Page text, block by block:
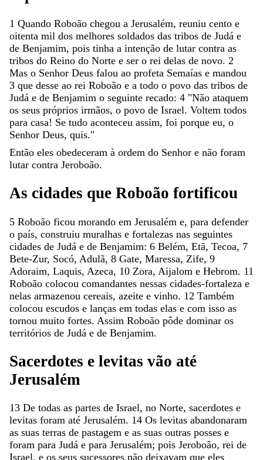
1 Quando Roboão chegou a Jerusalém, reuniu cento e
oitenta mil dos melhores soldados das tribos de Judá e
de Benjamim, pois tinha a intenção de lutar contra as
tribos do Reino do Norte e ser o rei delas de novo. 2
Mas o Senhor Deus falou ao profeta Semaías e mandou
3 que desse ao rei Roboão e a todo o povo das tribos de
Judá e de Benjamim o seguinte recado: 4 "Não ataquem
os seus próprios irmãos, o povo de Israel. Voltem todos
para casa! Se tudo aconteceu assim, foi porque eu, o
Senhor Deus, quis."
Então eles obedeceram à ordem do Senhor e não foram
lutar contra Jeroboão.
As cidades que Roboão fortificou
5 Roboão ficou morando em Jerusalém e, para defender
o país, construiu muralhas e fortalezas nas seguintes
cidades de Judá e de Benjamim: 6 Belém, Etã, Tecoa, 7
Bete-Zur, Socó, Adulã, 8 Gate, Maressa, Zife, 9
Adoraim, Laquis, Azeca, 10 Zora, Aijalom e Hebrom. 11
Roboão colocou comandantes nessas cidades-fortaleza e
nelas armazenou cereais, azeite e vinho. 12 Também
colocou escudos e lanças em todas elas e com isso as
tornou muito fortes. Assim Roboão pôde dominar os
territórios de Judá e de Benjamim.
Sacerdotes e levitas vão até
Jerusalém
13 De todas as partes de Israel, no Norte, sacerdotes e
levitas foram até Jerusalém. 14 Os levitas abandonaram
as suas terras de pastagem e as suas outras posses e
foram para Judá e para Jerusalém; pois Jeroboão, rei de
Israel, e os seus sucessores não deixavam que eles